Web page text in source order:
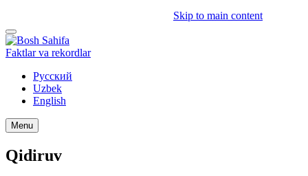
Skip to main content
Faktlar va rekordlar
Русский
Uzbek
English
Menu
Qidiruv